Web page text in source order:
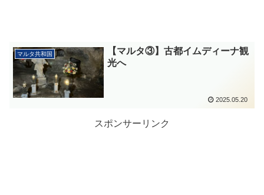
マルタ共和国
【マルタ③】古都イムディーナ観
光へ
2025.05.20
スポンサーリンク